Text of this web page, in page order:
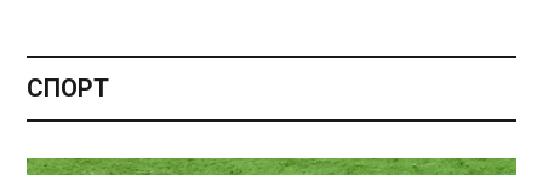
СПОРТ